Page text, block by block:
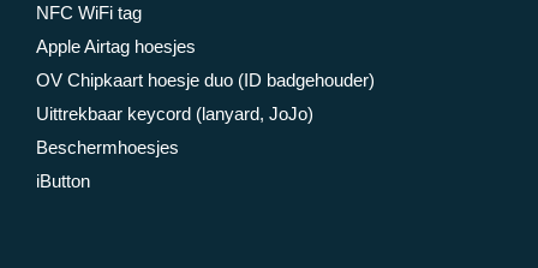
NFC WiFi tag
Apple Airtag hoesjes
OV Chipkaart hoesje duo (ID badgehouder)
Uittrekbaar keycord (lanyard, JoJo)
Beschermhoesjes
iButton